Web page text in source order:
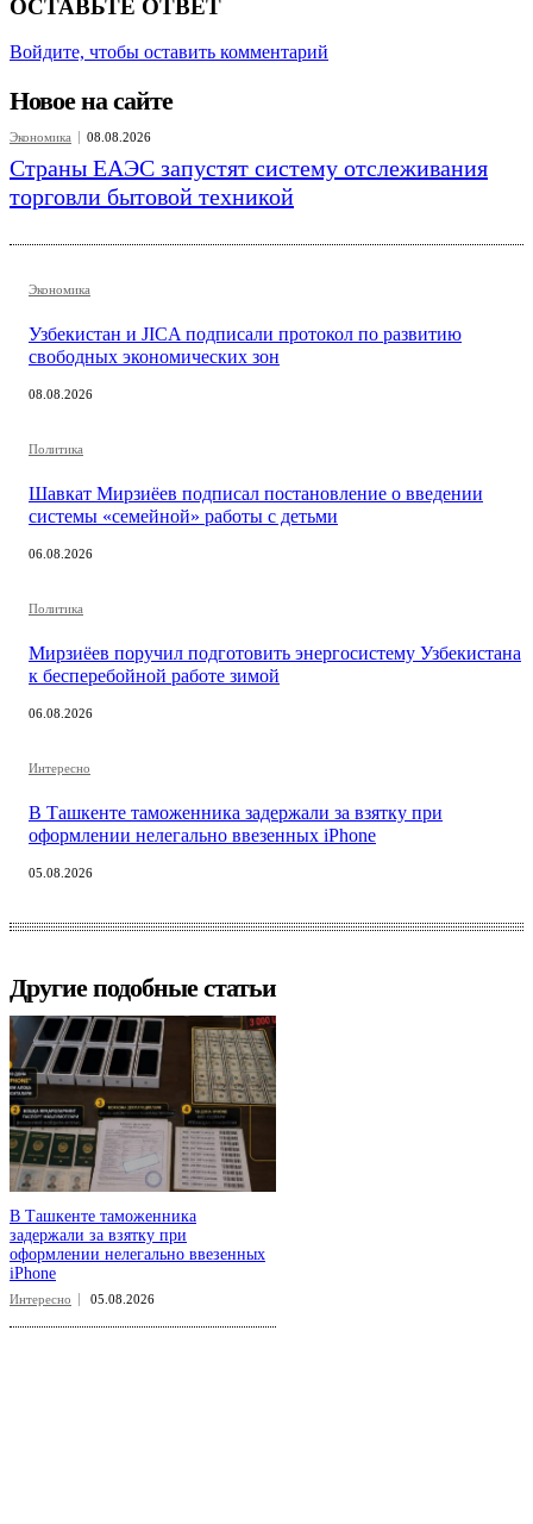
ОСТАВЬТЕ ОТВЕТ
Войдите, чтобы оставить комментарий
Новое на сайте
Экономика 08.08.2026
Страны ЕАЭС запустят систему отслеживания
торговли бытовой техникой
Экономика
Узбекистан и JICA подписали протокол по развитию
свободных экономических зон
08.08.2026
Политика
Шавкат Мирзиёев подписал постановление о введении
системы «семейной» работы с детьми
06.08.2026
Политика
Мирзиёев поручил подготовить энергосистему Узбекистана
к бесперебойной работе зимой
06.08.2026
Интересно
В Ташкенте таможенника задержали за взятку при
оформлении нелегально ввезенных iPhone
05.08.2026
Другие подобные статьи
В Ташкенте таможенника
задержали за взятку при
оформлении нелегально ввезенных
iPhone
Интересно 05.08.2026